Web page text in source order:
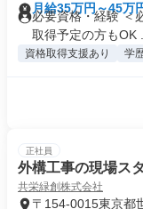
月給35万円～45万
必要資格・経験 ＜
取得予定の方もOK ...
資格取得支援あり 学
正社員
外構工事の現場ス
共栄緑創株式会社
〒154-0015東京都